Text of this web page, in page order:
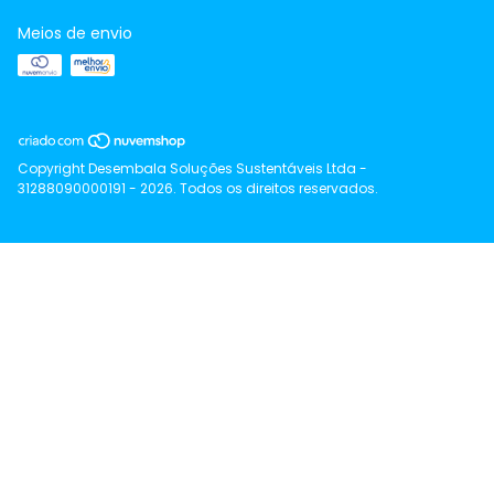
Meios de envio
Copyright Desembala Soluções Sustentáveis Ltda -
31288090000191 - 2026. Todos os direitos reservados.